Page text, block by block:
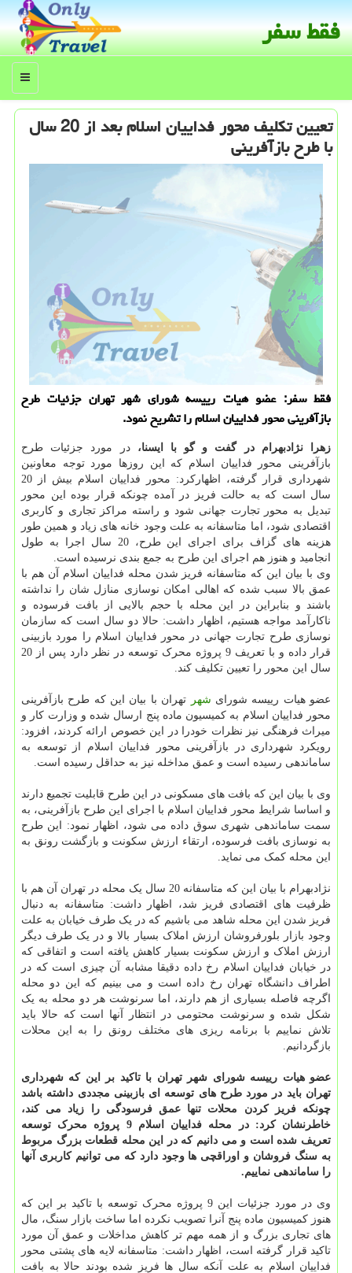
فقط سفر
منو
تعیین تكلیف محور فداییان اسلام بعد از 20 سال
با طرح بازآفرینی
فقط سفر: عضو هیات رییسه شورای شهر تهران جزئیات طرح
بازآفرینی محور فداییان اسلام را تشریح نمود.
زهرا نژادبهرام در گفت و گو با ایسنا،در مورد جزئیات طرح
بازآفرینی محور فداییان اسلام که این روزها مورد توجه معاونین
شهرداری قرار گرفته، اظهارکرد: محور فداییان اسلام بیش از 20
سال است که به حالت فریز در آمده چونکه قرار بوده این محور
تبدیل به محور تجارت جهانی شود و راسته مراکز تجاری و کاربری
اقتصادی شود، اما متاسفانه به علت وجود خانه های زیاد و همین طور
هزینه های گزاف برای اجرای این طرح، 20 سال اجرا به طول
انجامید و هنوز هم اجرای این طرح به جمع بندی نرسیده است.
وی با بیان این که متاسفانه فریز شدن محله فداییان اسلام آن هم با
عمق بالا سبب شده که اهالی امکان نوسازی منازل شان را نداشته
باشند و بنابراین در این محله با حجم بالایی از بافت فرسوده و
ناکارآمد مواجه هستیم، اظهار داشت: حالا دو سال است که سازمان
نوسازی طرح تجارت جهانی در محور فداییان اسلام را مورد بازبینی
قرار داده و با تعریف 9 پروژه محرک توسعه در نظر دارد پس از 20
سال این محور را تعیین تکلیف کند.
عضو هیات رییسه شورای شهر
تهران با بیان این که طرح بازآفرینی
محور فداییان اسلام به کمیسیون ماده پنج ارسال شده و وزارت کار و
میراث فرهنگی نیز نظرات خودرا در این خصوص ارائه کردند، افزود:
رویکرد شهرداری در بازآفرینی محور فداییان اسلام از توسعه به
ساماندهی رسیده است و عمق مداخله نیز به حداقل رسیده است.
وی با بیان این که بافت های مسکونی در این طرح قابلیت تجمیع دارند
و اساسا شرایط محور فداییان اسلام با اجرای این طرح بازآفرینی، به
سمت ساماندهی شهری سوق داده می شود، اظهار نمود: این طرح
به نوسازی بافت فرسوده، ارتقاء ارزش سکونت و بازگشت رونق به
این محله کمک می نماید.
نژادبهرام با بیان این که متاسفانه 20 سال یک محله در تهران آن هم با
ظرفیت های اقتصادی فریز شد، اظهار داشت: متاسفانه به دنبال
فریز شدن این محله شاهد می باشیم که در یک طرف خیابان به علت
وجود بازار بلورفروشان ارزش املاک بسیار بالا و در یک طرف دیگر
ارزش املاک و ارزش سکونت بسیار کاهش یافته است و اتفاقی که
در خیابان فداییان اسلام رخ داده دقیقا مشابه آن چیزی است که در
اطراف دانشگاه تهران رخ داده است و می بینیم که این دو محله
اگرچه فاصله بسیاری از هم دارند، اما سرنوشت هر دو محله به یک
شکل شده و سرنوشت محتومی در انتظار آنها است که حالا باید
تلاش نماییم با برنامه ریزی های مختلف رونق را به این محلات
بازگردانیم.
عضو هیات رییسه شورای شهر تهران با تاکید بر این که شهرداری
تهران باید در مورد طرح های توسعه ای بازبینی مجددی داشته باشد
چونکه فریز کردن محلات تنها عمق فرسودگی را زیاد می کند،
خاطرنشان کرد: در محله فداییان اسلام 9 پروژه محرک توسعه
تعریف شده است و می دانیم که در این محله قطعات بزرگ مربوط
به سنگ فروشان و اوراقچی ها وجود دارد که می توانیم کاربری آنها
را ساماندهی نماییم.
وی در مورد جزئیات این 9 پروژه محرک توسعه با تاکید بر این که
هنوز کمیسیون ماده پنج آنرا تصویب نکرده اما ساخت بازار سنگ، مال
های تجاری بزرگ و از همه مهم تر کاهش مداخلات و عمق آن مورد
تاکید قرار گرفته است، اظهار داشت: متاسفانه لایه های پشتی محور
فداییان اسلام به علت آنکه سال ها فریز شده بودند حالا به بافت